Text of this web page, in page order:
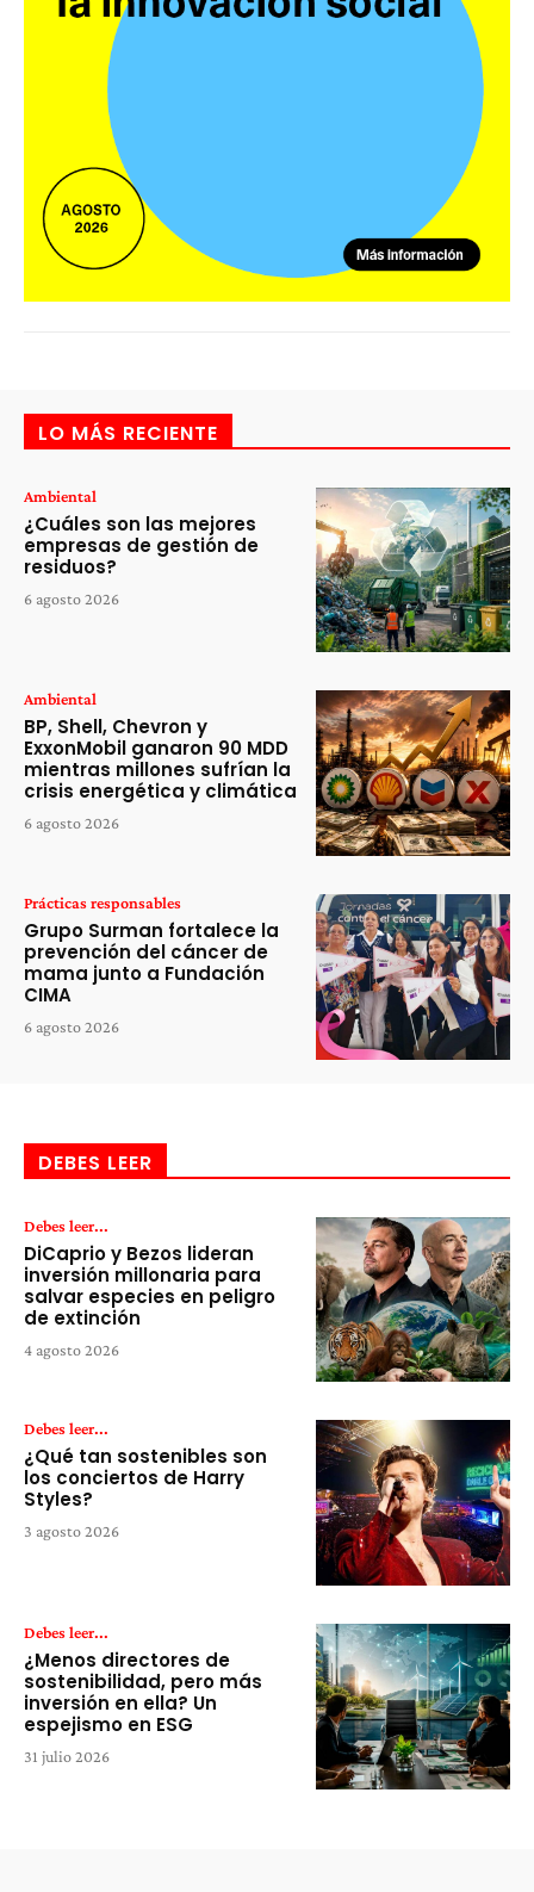
LO MÁS RECIENTE
Ambiental
¿Cuáles son las mejores
empresas de gestión de
residuos?
6 agosto 2026
Ambiental
BP, Shell, Chevron y
ExxonMobil ganaron 90 MDD
mientras millones sufrían la
crisis energética y climática
6 agosto 2026
Prácticas responsables
Grupo Surman fortalece la
prevención del cáncer de
mama junto a Fundación
CIMA
6 agosto 2026
DEBES LEER
Debes leer...
DiCaprio y Bezos lideran
inversión millonaria para
salvar especies en peligro
de extinción
4 agosto 2026
Debes leer...
¿Qué tan sostenibles son
los conciertos de Harry
Styles?
3 agosto 2026
Debes leer...
¿Menos directores de
sostenibilidad, pero más
inversión en ella? Un
espejismo en ESG
31 julio 2026